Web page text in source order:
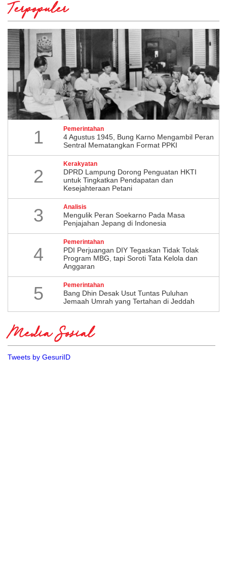
Terpopuler
1 Pemerintahan
4 Agustus 1945, Bung Karno Mengambil Peran
Sentral Mematangkan Format PPKI
2
Kerakyatan
DPRD Lampung Dorong Penguatan HKTI
untuk Tingkatkan Pendapatan dan
Kesejahteraan Petani
3 Analisis
Mengulik Peran Soekarno Pada Masa
Penjajahan Jepang di Indonesia
4
Pemerintahan
PDI Perjuangan DIY Tegaskan Tidak Tolak
Program MBG, tapi Soroti Tata Kelola dan
Anggaran
5 Pemerintahan
Bang Dhin Desak Usut Tuntas Puluhan
Jemaah Umrah yang Tertahan di Jeddah
Media Sosial
Tweets by GesuriID